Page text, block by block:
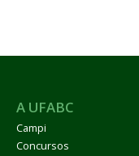
A UFABC
Campi
Concursos